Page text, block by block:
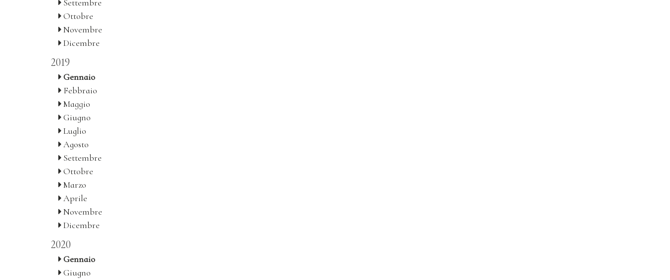
Settembre
Ottobre
Novembre
Dicembre
2019
Gennaio
Febbraio
Maggio
Giugno
Luglio
Agosto
Settembre
Ottobre
Marzo
Aprile
Novembre
Dicembre
2020
Gennaio
Giugno